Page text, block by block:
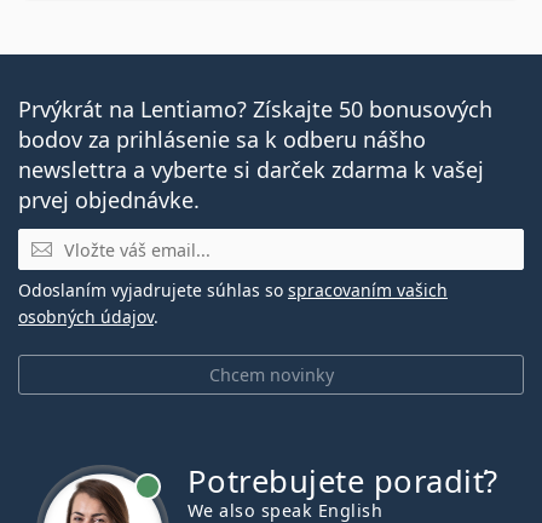
Prvýkrát na Lentiamo? Získajte 50 bonusových
bodov za prihlásenie sa k odberu nášho
newslettra a vyberte si darček zdarma k vašej
prvej objednávke.
E-mail
Chcem novinky
Odoslaním vyjadrujete súhlas so spracovaním vašich
osobných údajov.
Potrebujete poradiť?
We also speak English